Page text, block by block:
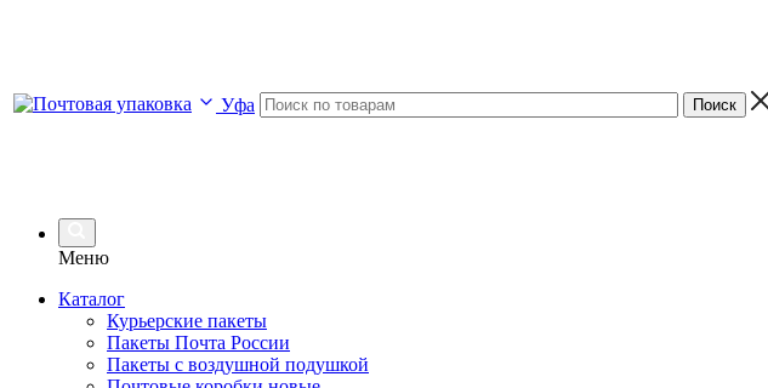
Уфа
Меню
Каталог
Курьерские пакеты
Пакеты Почта России
Пакеты с воздушной подушкой